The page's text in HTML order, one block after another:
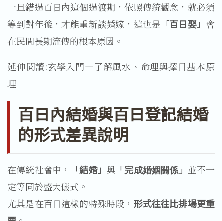
一旦錯過百日內這個過渡期，依照傳統觀念，就必須
等到對年後，才能重新談婚嫁，這也是 「百日娶」 會
在民間長期流傳的根本原因。
延伸閱讀:玄學入門—了解風水、命理與擇日基本原
理
百日內結婚與百日登記結婚
的形式差異說明
在傳統社會中， 「結婚」與 「完成婚姻關係」 並不一
定等同於盛大儀式。
尤其是在百日這樣的特殊時段， 形式往往比排場更重